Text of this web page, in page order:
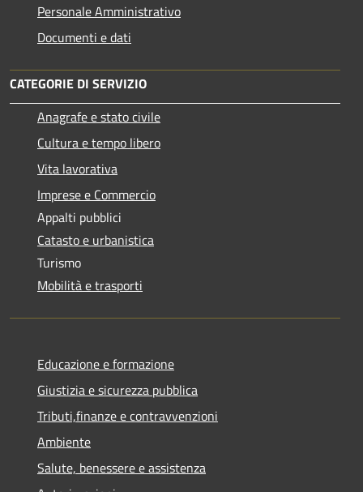
Personale Amministrativo
Documenti e dati
CATEGORIE DI SERVIZIO
Anagrafe e stato civile
Cultura e tempo libero
Vita lavorativa
Imprese e Commercio
Appalti pubblici
Catasto e urbanistica
Turismo
Mobilità e trasporti
Educazione e formazione
Giustizia e sicurezza pubblica
Tributi,finanze e contravvenzioni
Ambiente
Salute, benessere e assistenza